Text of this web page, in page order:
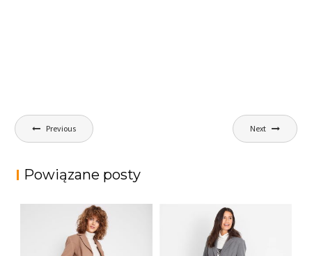
Nawigacja
wpisu
Previous Next
Powiązane posty